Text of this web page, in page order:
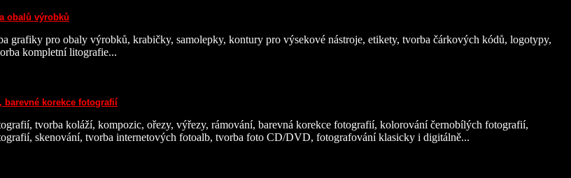
obalů výrobků
grafiky pro obaly výrobků, krabičky, samolepky, kontury pro výsekové nástroje, etikety, tvorba čárkových kódů, logotypy,
kompletní litografie...
barevné korekce fotografií
tvorba koláží, kompozic, ořezy, výřezy, rámování, barevná korekce fotografií, kolorování černobílých fotografií,
skenování, tvorba internetových fotoalb, tvorba foto CD/DVD, fotografování klasicky i digitálně...